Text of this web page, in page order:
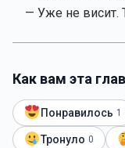
— Уже не висит.
Как вам эта
Понравилось 1
Тронуло 0